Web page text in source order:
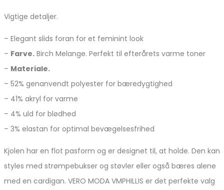
Vigtige detaljer.
– Elegant slids foran for et feminint look
– Farve. Birch Melange. Perfekt til efterårets varme toner
– Materiale.
– 52% genanvendt polyester for bæredygtighed
– 41% akryl for varme
– 4% uld for blødhed
– 3% elastan for optimal bevægelsesfrihed
Kjolen har en flot pasform og er designet til, at holde. Den kan
styles med strømpebukser og støvler eller også bæres alene
med en cardigan. VERO MODA VMPHILLIS er det perfekte valg